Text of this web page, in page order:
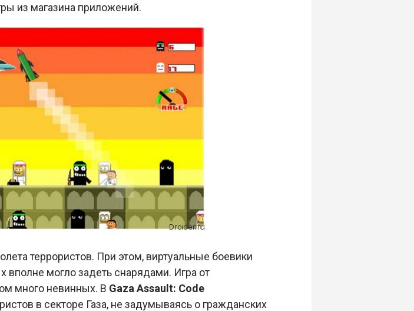
из магазина приложений.
террористов. При этом, виртуальные боевики
вполне могло задеть снарядами. Игра от
много невинных. В Gaza Assault: Code
в секторе Газа, не задумываясь о гражданских